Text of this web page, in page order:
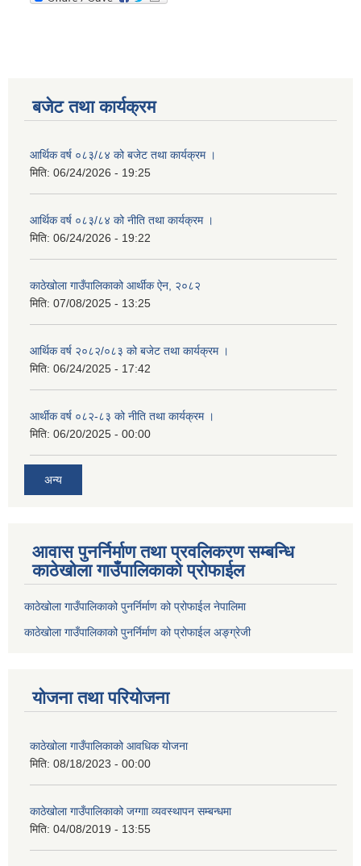
बजेट तथा कार्यक्रम
आर्थिक वर्ष ०८३/८४ को बजेट तथा कार्यक्रम ।
मिति: 06/24/2026 - 19:25
आर्थिक वर्ष ०८३/८४ को नीति तथा कार्यक्रम ।
मिति: 06/24/2026 - 19:22
काठेखोला गाउँपालिकाको आर्थीक ऐन, २०८२
मिति: 07/08/2025 - 13:25
आर्थिक वर्ष २०८२/०८३ को बजेट तथा कार्यक्रम ।
मिति: 06/24/2025 - 17:42
आर्थीक वर्ष ०८२-८३ को नीति तथा कार्यक्रम ।
मिति: 06/20/2025 - 00:00
अन्य
आवास पुनर्निर्माण तथा प्रवलिकरण सम्बन्धि
काठेखोला गाउँपालिकाको प्रोफाईल
काठेखोला गाउँपालिकाको पुनर्निर्माण को प्रोफाईल नेपालिमा
काठेखोला गाउँपालिकाको पुनर्निर्माण को प्रोफाईल अङ्ग्रेजी
योजना तथा परियोजना
काठेखोला गाउँपालिकाको आवधिक योजना
मिति: 08/18/2023 - 00:00
काठेखोला गाउँपालिकाको जग्गाा व्यवस्थापन सम्बन्धमा
मिति: 04/08/2019 - 13:55